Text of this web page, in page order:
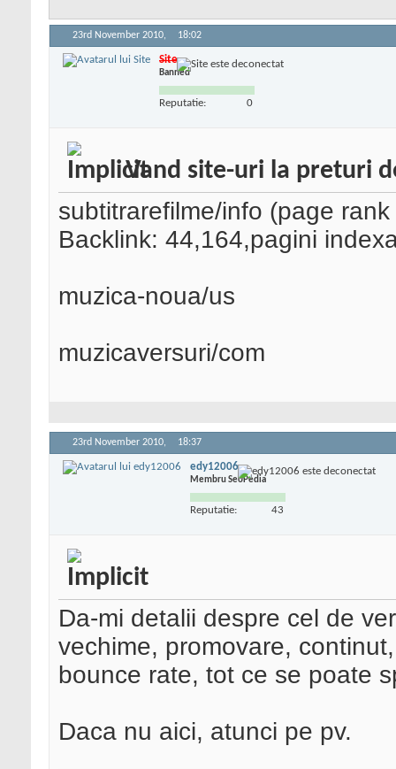
23rd November 2010, 18:02
Site
Banned
Reputatie: 0
Vand site-uri la preturi
subtitrarefilme/info (page
Backlink: 44,164,pagini
muzica-noua/us
muzicaversuri/com
23rd November 2010, 18:37
edy12006
Membru SeoPedia
Reputatie: 43
Da-mi detalii despre cel de
vechime, promovare,
bounce rate, tot ce se poate
Daca nu aici, atunci pe pv.